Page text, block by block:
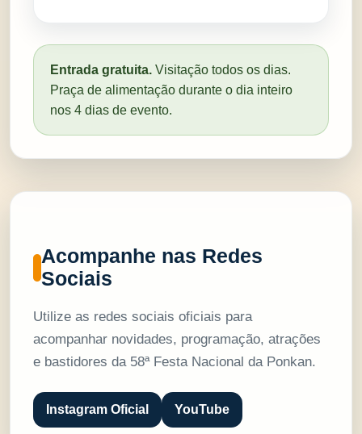
Entrada gratuita. Visitação todos os dias.
Praça de alimentação durante o dia inteiro
nos 4 dias de evento.
Acompanhe nas Redes
Sociais
Utilize as redes sociais oficiais para
acompanhar novidades, programação, atrações
e bastidores da 58ª Festa Nacional da Ponkan.
Instagram Oficial YouTube